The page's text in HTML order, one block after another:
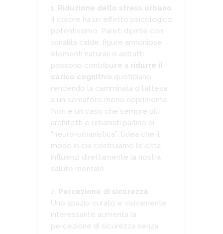
Riduzione dello stress urbano
Il colore ha un effetto psicologico
potentissimo. Pareti dipinte con
tonalità calde, figure armoniose,
elementi naturali o astratti
possono contribuire a ridurre il
carico cognitivo quotidiano,
rendendo la camminata o l’attesa
a un semaforo meno opprimente.
Non è un caso che sempre più
architetti e urbanisti parlino di
“neuro-urbanistica”: l’idea che il
modo in cui costruiamo le città
influenzi direttamente la nostra
salute mentale.
Percezione di sicurezza
Uno spazio curato e visivamente
interessante aumenta la
percezione di sicurezza senza